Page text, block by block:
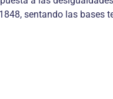
sentando las bases